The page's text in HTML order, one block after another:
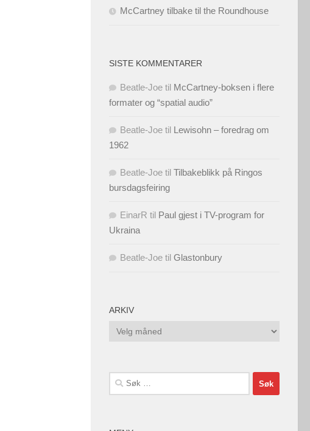
McCartney tilbake til the Roundhouse
SISTE KOMMENTARER
Beatle-Joe til McCartney-boksen i flere
formater og “spatial audio”
Beatle-Joe til Lewisohn – foredrag om
1962
Beatle-Joe til Tilbakeblikk på Ringos
bursdagsfeiring
EinarR til Paul gjest i TV-program for
Ukraina
Beatle-Joe til Glastonbury
ARKIV
Arkiv
Søk
etter: